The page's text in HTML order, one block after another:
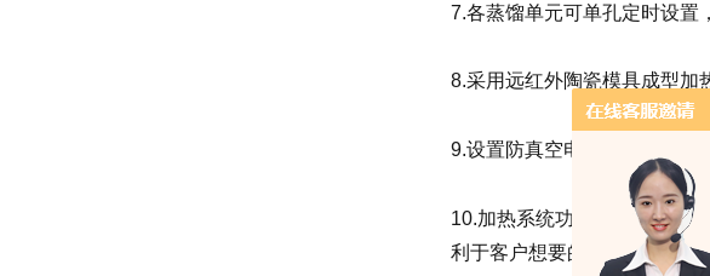
7.各蒸馏单元可单孔定时设置
8.采用远红外陶瓷模具成型加
9.设置防真空电磁阀，具有防
10.加热系统功率可以按比例
利于客户想要的效果并且能防